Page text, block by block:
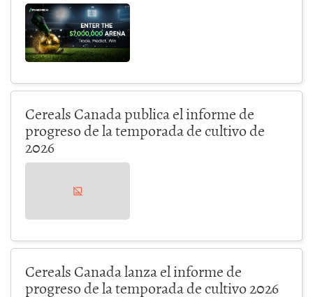
Cereals Canada publica el informe de
progreso de la temporada de cultivo de
2026
Cereals Canada lanza el informe de
progreso de la temporada de cultivo 2026